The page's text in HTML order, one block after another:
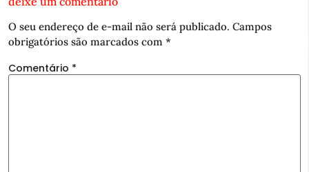
O seu endereço de e-mail não será publicado. Campos
obrigatórios são marcados com *
Comentário *